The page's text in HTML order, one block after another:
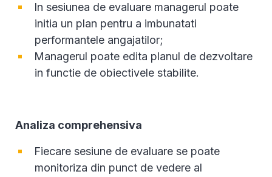
In sesiunea de evaluare managerul poate
initia un plan pentru a imbunatati
performantele angajatilor;
Managerul poate edita planul de dezvoltare
in functie de obiectivele stabilite.
Analiza comprehensiva
Fiecare sesiune de evaluare se poate
monitoriza din punct de vedere al